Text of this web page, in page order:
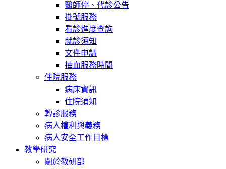
醫師停、代診公告
掛號服務
看診進度查詢
就診須知
文件申請
抽血服務時間
住院服務
病床資訊
住院須知
轉診服務
病人權利與義務
病人安全工作目標
教學研究
關於教研部